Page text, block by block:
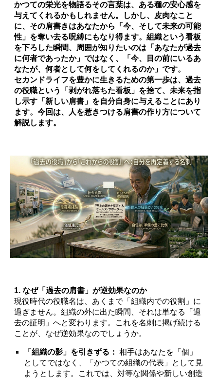
かつての栄光を物語るその言葉は、ある種の安心感を
与えてくれるかもしれません。しかし、皮肉なこと
に、その肩書きはあなたから「今、そして未来の可能
性」を奪い去る呪縛にもなり得ます。組織という看板
を下ろした瞬間、周囲が知りたいのは「あなたが過去
に何者であったか」ではなく、「今、目の前にいるあ
なたが、何者として何をしてくれるのか」です。
セカンドライフを豊かに生きるための第一歩は、過去
の役職という「剥がれ落ちた看板」を捨て、未来を指
し示す「新しい肩書」を自分自身に与えることにあり
ます。今回は、人を惹きつける肩書の作り方について
解説します。
1. なぜ「過去の肩書」が逆効果なのか
現役時代の役職名は、あくまで「組織内での役割」に
過ぎません。組織の外に出た瞬間、それは単なる「過
去の証明」へと変わります。これを名刺に掲げ続ける
ことが、なぜ逆効果なのでしょうか。
「組織の影」を引きずる： 相手はあなたを「個」
としてではなく、「かつての組織の代表」として見
ようとします。これでは、対等な関係や新しい創造